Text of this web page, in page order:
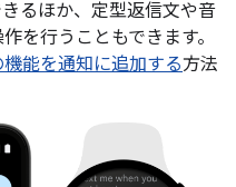
るほか、定型返信文や音
を行うこともできます。
能を通知に追加する方法